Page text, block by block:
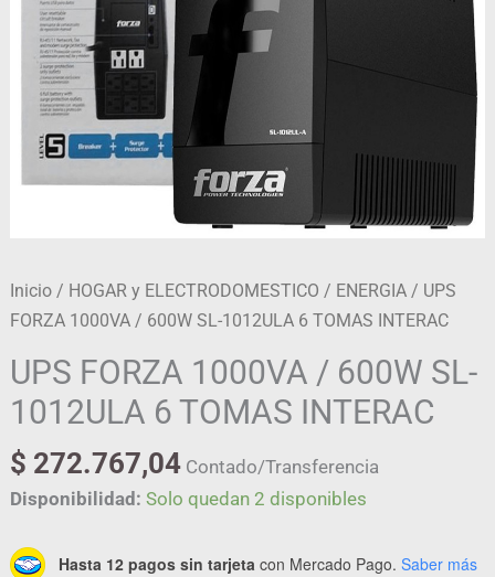
Inicio / HOGAR y ELECTRODOMESTICO / ENERGIA / UPS
FORZA 1000VA / 600W SL-1012ULA 6 TOMAS INTERAC
UPS FORZA 1000VA / 600W SL-
1012ULA 6 TOMAS INTERAC
$ 272.767,04 Contado/Transferencia
Disponibilidad: Solo quedan 2 disponibles
Hasta 12 pagos sin tarjeta con Mercado Pago. Saber más
TOMAS
INTERAC
cantidad